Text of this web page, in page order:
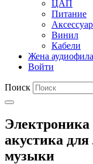
ЦАП
Питание
Винил
Кабели
Жена аудиофила
Войти
Поиск
акустика
музыки